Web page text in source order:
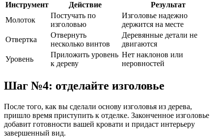
Инструмент
Действие
Результат
Молоток
Постучать по
изголовью
Изголовье надежно
держится на месте
Отвертка
Отвернуть
несколько винтов
Деревянные детали не
двигаются
Уровень
Приложить уровень
к дереву
Нет наклонов или
неровностей
Шаг №4: отделайте изголовье
После того, как вы сделали основу изголовья из дерева,
пришло время приступить к отделке. Законченное изголовье
добавит готовности вашей кровати и придаст интерьеру
завершенный вид.